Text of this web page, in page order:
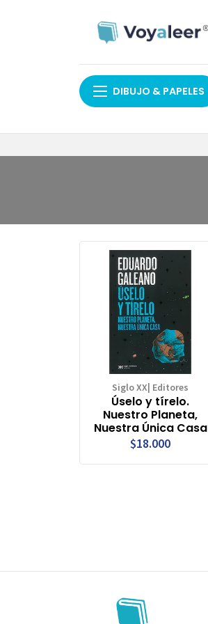
DIBUJO & PAPELES
Siglo XX| Editores
Úselo y tírelo.
Nuestro Planeta,
Nuestra Única Casa
$18.000